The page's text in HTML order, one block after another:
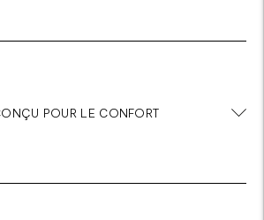
POUR LE CONFORT